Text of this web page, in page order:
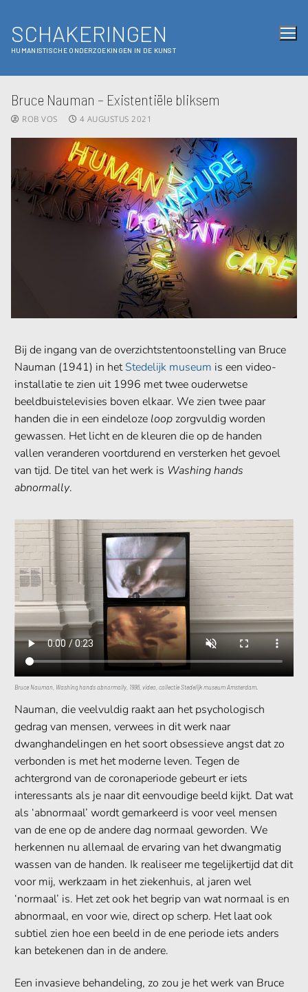
SCHAKERINGEN
HUMANISTISCHE ONDERZOEKINGEN IN DE KUNST
Bruce Nauman – Existentiële bliksem
ROB VOS 4 AUGUSTUS 2021
Bij de ingang van de overzichtstentoonstelling van Bruce
Nauman (1941) in het Stedelijk museum is een video-
installatie te zien uit 1996 met twee ouderwetse
beeldbuistelevisies boven elkaar. We zien twee paar
handen die in een eindeloze loop zorgvuldig worden
gewassen. Het licht en de kleuren die op de handen
vallen veranderen voortdurend en versterken het gevoel
van tijd. De titel van het werk is Washing hands
abnormally.
Bruce Nauman, Washing hands abnormally, 1996, video, collectie Stedelijk museum Amsterdam.
Nauman, die veelvuldig raakt aan het psychologisch
gedrag van mensen, verwees in dit werk naar
dwanghandelingen en het soort obsessieve angst dat zo
verbonden is met het moderne leven. Tegen de
achtergrond van de coronaperiode gebeurt er iets
interessants als je naar dit eenvoudige beeld kijkt. Dat wat
als ‘abnormaal’ wordt gemarkeerd is voor veel mensen
van de ene op de andere dag normaal geworden. We
herkennen nu allemaal de ervaring van het dwangmatig
wassen van de handen. Ik realiseer me tegelijkertijd dat dit
voor mij, werkzaam in het ziekenhuis, al jaren wel
‘normaal’ is. Het zet ook het begrip van wat normaal is en
abnormaal, en voor wie, direct op scherp. Het laat ook
subtiel zien hoe een beeld in de ene periode iets anders
kan betekenen dan in de andere.
Een invasieve behandeling, zo zou je het werk van Bruce